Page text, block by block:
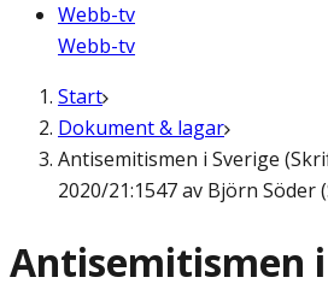
Webb-tv
Webb-tv
Start
Dokument & lagar
Antisemitismen i Sverige
2020/21:1547 av Björn Söder
Antisemitismen